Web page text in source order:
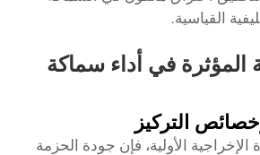
القياسية.
المؤثرة في أداء سماكة
التركيز
الإخراجية الأولية، فإن جودة الحزمة